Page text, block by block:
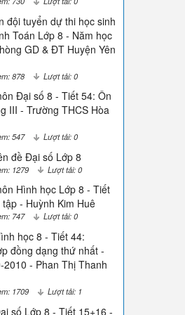
đội tuyển dự thi học sinh
Toán Lớp 8 - Năm học
GD & ĐT Huyện Yên
878 Lượt tải: 0
Đại số 8 - Tiết 54: Ôn
III - Trường THCS Hòa
547 Lượt tải: 0
đề Đại số Lớp 8
1279 Lượt tải: 0
Hình học Lớp 8 - Tiết
- Huỳnh Kim Huê
747 Lượt tải: 0
học 8 - Tiết 44:
đồng dạng thứ nhất -
2010 - Phan Thị Thanh
1709 Lượt tải: 1
số Lớp 8 - Tiết 15+16 -